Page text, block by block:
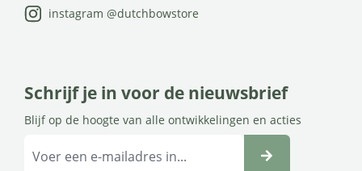
instagram @dutchbowstore
Schrijf je in voor de nieuwsbrief
Blijf op de hoogte van alle ontwikkelingen en acties